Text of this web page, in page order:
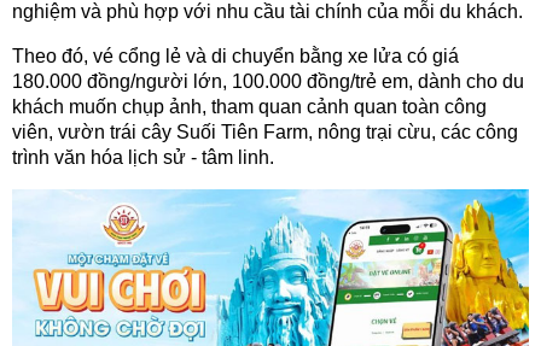
nghiệm và phù hợp với nhu cầu tài chính của mỗi du khách.
Theo đó, vé cổng lẻ và di chuyển bằng xe lửa có giá
180.000 đồng/người lớn, 100.000 đồng/trẻ em, dành cho du
khách muốn chụp ảnh, tham quan cảnh quan toàn công
viên, vườn trái cây Suối Tiên Farm, nông trại cừu, các công
trình văn hóa lịch sử - tâm linh.